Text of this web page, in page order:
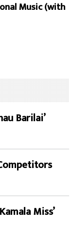
Music (with
Barilai’
Miss’